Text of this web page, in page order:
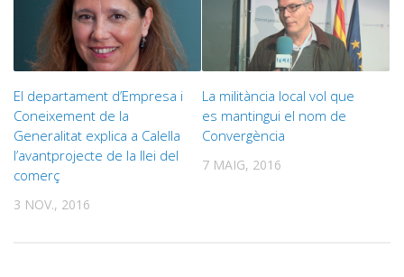
El departament d’Empresa i
Coneixement de la
Generalitat explica a Calella
l’avantprojecte de la llei del
comerç
3 NOV., 2016
La militància local vol que
es mantingui el nom de
Convergència
7 MAIG, 2016